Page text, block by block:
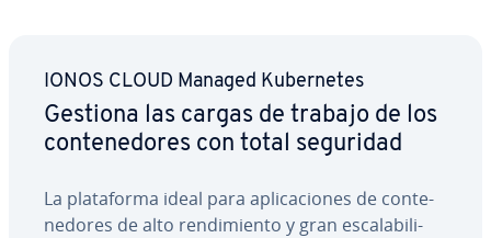
IONOS CLOUD Managed Ku­be­r­ne­tes
Gestiona las cargas de trabajo de los
co­n­te­ne­do­res con total seguridad
La pla­ta­fo­r­ma ideal para apli­ca­cio­nes de co­n­te­
ne­do­res de alto re­n­di­mie­n­to y gran es­ca­la­bi­li­